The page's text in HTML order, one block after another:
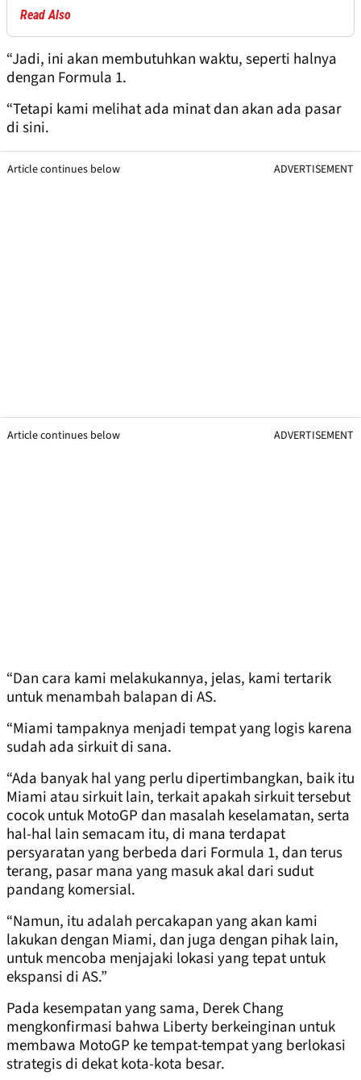
Read Also
“Jadi, ini akan membutuhkan waktu, seperti halnya
dengan Formula 1.
“Tetapi kami melihat ada minat dan akan ada pasar
di sini.
Article continues below ADVERTISEMENT
Article continues below ADVERTISEMENT
“Dan cara kami melakukannya, jelas, kami tertarik
untuk menambah balapan di AS.
“Miami tampaknya menjadi tempat yang logis karena
sudah ada sirkuit di sana.
“Ada banyak hal yang perlu dipertimbangkan, baik itu
Miami atau sirkuit lain, terkait apakah sirkuit tersebut
cocok untuk MotoGP dan masalah keselamatan, serta
hal-hal lain semacam itu, di mana terdapat
persyaratan yang berbeda dari Formula 1, dan terus
terang, pasar mana yang masuk akal dari sudut
pandang komersial.
“Namun, itu adalah percakapan yang akan kami
lakukan dengan Miami, dan juga dengan pihak lain,
untuk mencoba menjajaki lokasi yang tepat untuk
ekspansi di AS.”
Pada kesempatan yang sama, Derek Chang
mengkonfirmasi bahwa Liberty berkeinginan untuk
membawa MotoGP ke tempat-tempat yang berlokasi
strategis di dekat kota-kota besar.